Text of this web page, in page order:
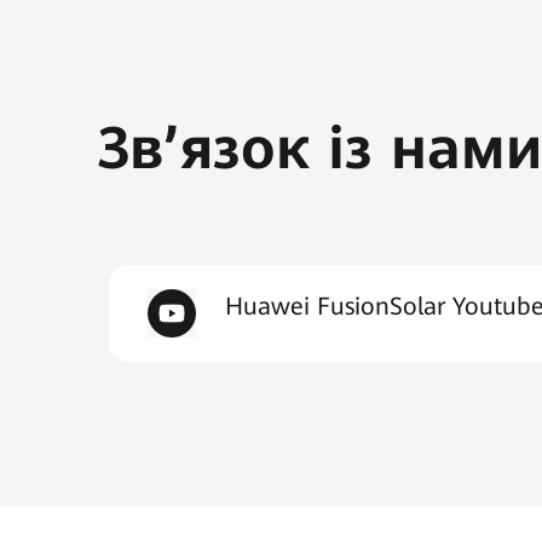
Зв’язок із нами
Huawei FusionSolar Youtube